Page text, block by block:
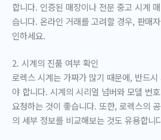
합니다. 인증된 매장이나 전문 중고 시계
습니다. 온라인 거래를 고려할 경우, 판매
인하세요.
2. 시계의 진품 여부 확인
로렉스 시계는 가짜가 많기 때문에, 반드
야 합니다. 시계의 시리얼 넘버와 모델 번
요청하는 것이 좋습니다. 또한, 로렉스의
의 세부 정보를 비교해보는 것도 유용합니